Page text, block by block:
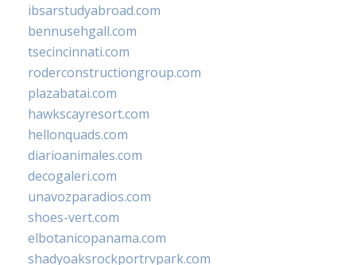
ibsarstudyabroad.com
bennusehgall.com
tsecincinnati.com
roderconstructiongroup.com
plazabatai.com
hawkscayresort.com
hellonquads.com
diarioanimales.com
decogaleri.com
unavozparadios.com
shoes-vert.com
elbotanicopanama.com
shadyoaksrockportrvpark.com